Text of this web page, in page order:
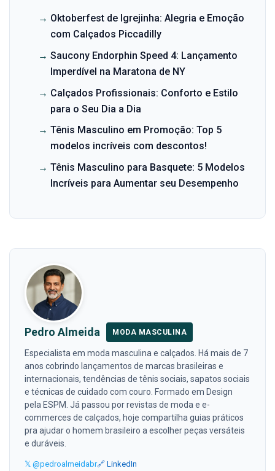
→ Oktoberfest de Igrejinha: Alegria e Emoção
com Calçados Piccadilly
→ Saucony Endorphin Speed 4: Lançamento
Imperdível na Maratona de NY
→ Calçados Profissionais: Conforto e Estilo
para o Seu Dia a Dia
→ Tênis Masculino em Promoção: Top 5
modelos incríveis com descontos!
→ Tênis Masculino para Basquete: 5 Modelos
Incríveis para Aumentar seu Desempenho
Pedro Almeida MODA MASCULINA
Especialista em moda masculina e calçados. Há mais de 7
anos cobrindo lançamentos de marcas brasileiras e
internacionais, tendências de tênis sociais, sapatos sociais
e técnicas de cuidado com couro. Formado em Design
pela ESPM. Já passou por revistas de moda e e-
commerces de calçados, hoje compartilha guias práticos
pra ajudar o homem brasileiro a escolher peças versáteis
e duráveis.
𝕏 @pedroalmeidabr🔗 LinkedIn